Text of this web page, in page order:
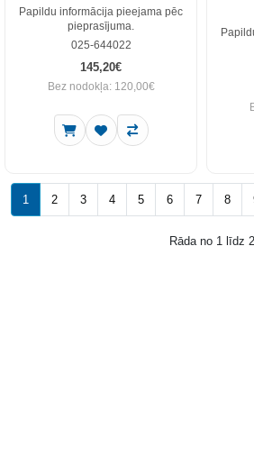
Papildu informācija pieejama pēc
pieprasījuma.
025-644022
145,20€
Bez nodokļa: 120,00€
1 2 3 4 5 6 7 8
Rāda no 1 līdz